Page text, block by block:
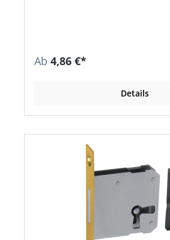
Ab 4,86 €*
Details